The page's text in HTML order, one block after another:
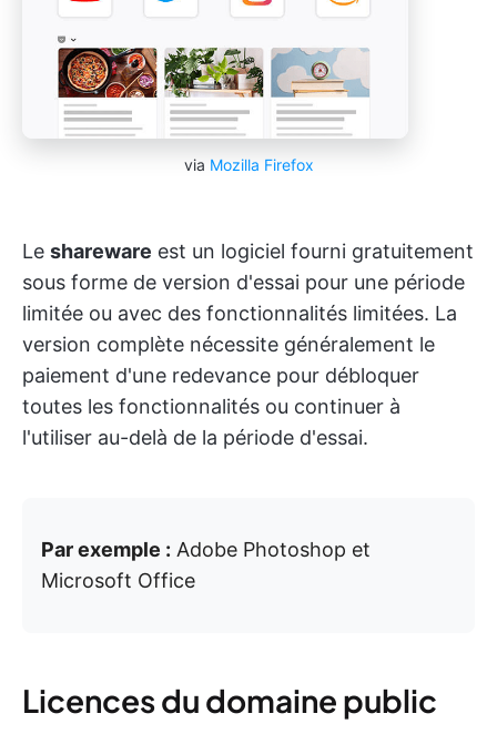
via Mozilla Firefox
Le shareware est un logiciel fourni gratuitement
sous forme de version d'essai pour une période
limitée ou avec des fonctionnalités limitées. La
version complète nécessite généralement le
paiement d'une redevance pour débloquer
toutes les fonctionnalités ou continuer à
l'utiliser au-delà de la période d'essai.
Par exemple : Adobe Photoshop et
Microsoft Office
Licences du domaine public